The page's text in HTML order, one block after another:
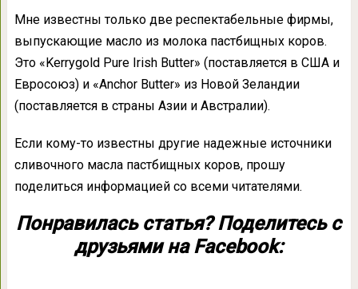
Мне известны только две респектабельные фирмы,
выпускающие масло из молока пастбищных коров.
Это «Kerrygold Pure Irish Butter» (поставляется в США и
Евросоюз) и «Anchor Butter» из Новой Зеландии
(поставляется в страны Азии и Австралии).
Если кому-то известны другие надежные источники
сливочного масла пастбищных коров, прошу
поделиться информацией со всеми читателями.
Понравилась статья? Поделитесь с
друзьями на Facebook: